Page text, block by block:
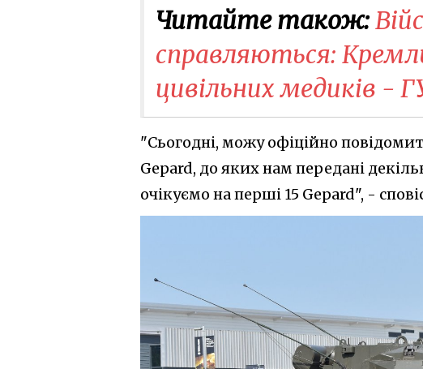
Читайте також:
справляються:
цивільних медиків -
"Сьогодні, можу офіційно
Gepard, до яких нам передані
очікуємо на перші 15 Gepard", -